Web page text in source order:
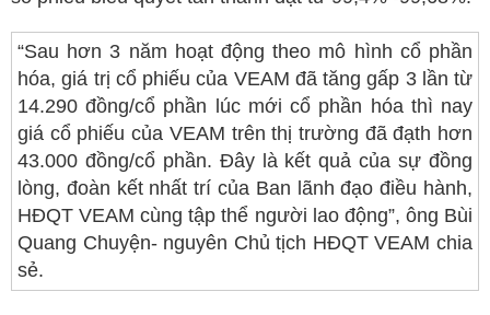
“Sau hơn 3 năm hoạt động theo mô hình cổ phần
hóa, giá trị cổ phiếu của VEAM đã tăng gấp 3 lần từ
14.290 đồng/cổ phần lúc mới cổ phần hóa thì nay
giá cổ phiếu của VEAM trên thị trường đã đạth hơn
43.000 đồng/cổ phần. Đây là kết quả của sự đồng
lòng, đoàn kết nhất trí của Ban lãnh đạo điều hành,
HĐQT VEAM cùng tập thể người lao động”, ông Bùi
Quang Chuyện- nguyên Chủ tịch HĐQT VEAM chia
sẻ.